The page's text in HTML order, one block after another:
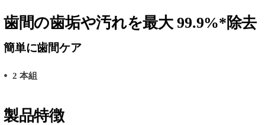
歯間の歯垢や汚れを最大 99.9%*除去
簡単に歯間ケア
2 本組
製品特徴